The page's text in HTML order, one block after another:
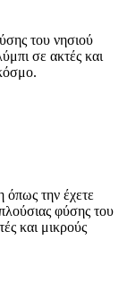
του νησιού
σε ακτές και
όπως την έχετε
φύσης του
και μικρούς